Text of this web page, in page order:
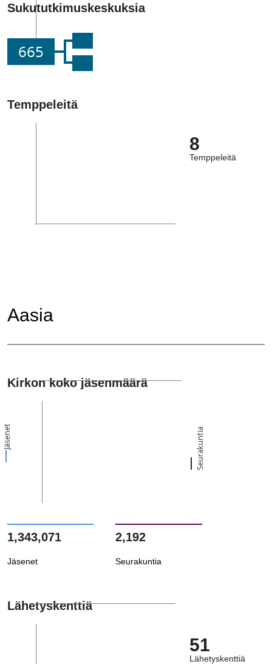
Sukututkimuskeskuksia
665
Temppeleitä
8
Temppeleitä
Aasia
Kirkon koko jäsenmäärä
Jäsenet Seurakuntia
1,343,071
Jäsenet
2,192
Seurakuntia
Lähetyskenttiä
51
Lähetyskenttiä